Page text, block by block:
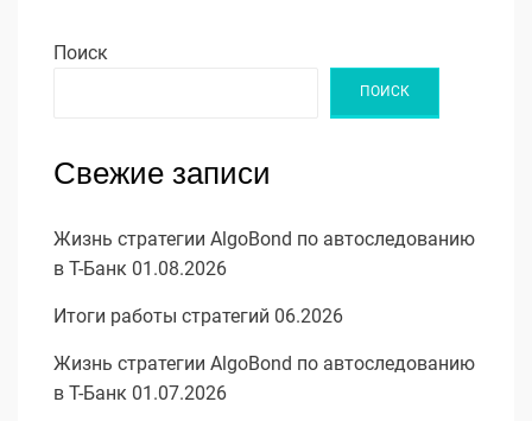
Поиск
ПОИСК
Свежие записи
Жизнь стратегии AlgoBond по автоследованию
в Т-Банк 01.08.2026
Итоги работы стратегий 06.2026
Жизнь стратегии AlgoBond по автоследованию
в Т-Банк 01.07.2026